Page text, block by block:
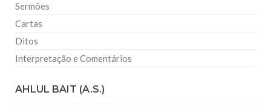
Sermões
Cartas
Ditos
Interpretação e Comentários
AHLUL BAIT (A.S.)